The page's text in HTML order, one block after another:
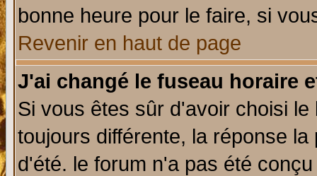
bonne heure pour le faire, si
Revenir en haut de page
J'ai changé le fuseau horaire
Si vous êtes sûr d'avoir choisi
toujours différente, la réponse
d'été. le forum n'a pas été